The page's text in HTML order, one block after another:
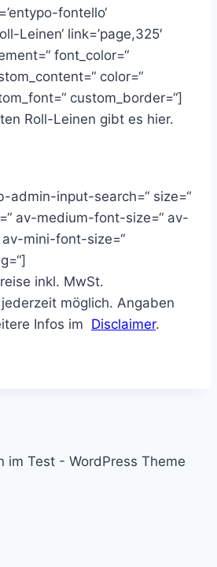
fontello‘
Leinen‘ link=’page,325′
font_color=“
color=“
custom_border=“]
Roll-Leinen gibt es hier.
admin-input-search=“ size=“
av-medium-font-size=“ av-
mini-font-size=“
inkl. MwSt.
möglich. Angaben
Infos im Disclaimer.
Test - WordPress Theme